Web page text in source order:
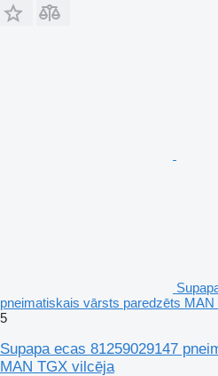
pneimatiskais vārsts paredzēts
5
Supapa ecas 81259029147
MAN TGX vilcēja